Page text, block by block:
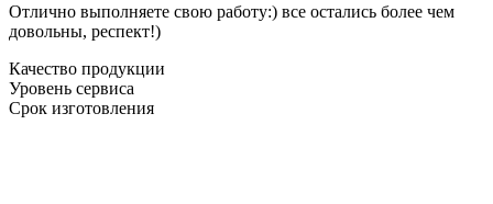
Отлично выполняете свою работу:) все остались более чем
довольны, респект!)
Качество продукции
Уровень сервиса
Срок изготовления